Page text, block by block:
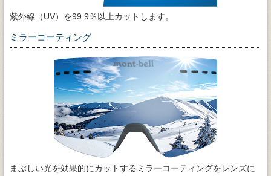
紫外線（UV）を99.9％以上カットします。
ミラーコーティング
まぶしい光を効果的にカットするミラーコーティングをレンズに